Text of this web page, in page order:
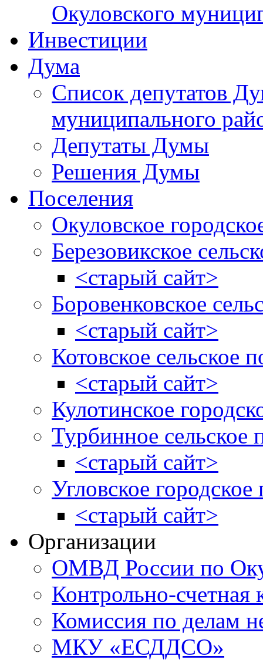
Окуловского
Инвестиции
Дума
Список депутатов
муниципального
Депутаты Думы
Решения Думы
Поселения
Окуловское
Березовикское
<старый сайт>
Боровенковское
<старый сайт>
Котовское сельское
<старый сайт>
Кулотинское
Турбинное сельское
<старый сайт>
Угловское городское
<старый сайт>
Организации
ОМВД России по
Контрольно-счетная
Комиссия по делам
МКУ «ЕСДДСО»